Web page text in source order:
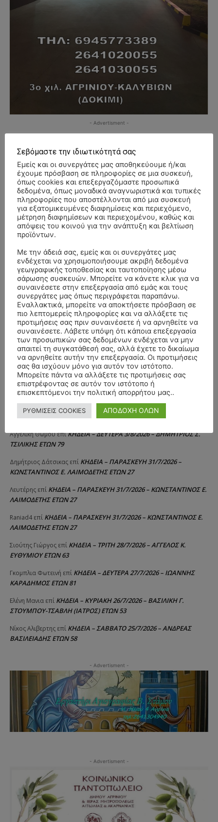
- Advertisment -
ΣΥΛΛΥΠΗΤΗΡΙΑ ΜΗΝΥΜΑΤΑ
Αλέξανδρος ΣέρβοςεπίΚΗΔΕΙΑ – ΣΑΒΒΑΤΟ 25/7/2026 –
ΧΑΡΑΛΑΜΠΟΣ ΚΑΥΚΙΑΣ ΕΤΩΝ 57
ΧΡΙΣΤΙΝΑεπίΚΗΔΕΙΑ – ΤΡΙΤΗ 4/8/2026 – ΧΡΗΣΤΟΣ Α. ΠΑΛΙΟΥΡΑΣ
ΕΤΩΝ 58
Θεόδωρος Νάκοςεπί ΚΗΔΕΙΑ – ΔΕΥΤΕΡΑ 3/8/2026 – ΔΗΜΗΤΡΙΟΣ Σ.
ΤΣΙΛΙΚΗΣ ΕΤΩΝ 79
ΠΑΝΑΓΙΩΤΗΣ IΩΑΚΕΙΜΙΔΗΣεπί ΚΗΔΕΙΑ – ΔΕΥΤΕΡΑ 3/8/2026 –
Αγγελική ΘωμουεπίΚΗΔΕΙΑ – ΔΕΥΤΕΡΑ 3/8/2026 – ΔΗΜΗΤΡΙΟΣ Σ.
ΤΣΙΛΙΚΗΣ ΕΤΩΝ 79
Δημήτριος Δάτσικας επί ΚΗΔΕΙΑ – ΠΑΡΑΣΚΕΥΗ 31/7/2026 –
ΚΩΝΣΤΑΝΤΙΝΟΣ Ε. ΛΑΙΜΟΔΕΤΗΣ ΕΤΩΝ 27
Λευτέρης επί ΚΗΔΕΙΑ – ΠΑΡΑΣΚΕΥΗ 31/7/2026 – ΚΩΝΣΤΑΝΤΙΝΟΣ Ε.
ΛΑΙΜΟΔΕΤΗΣ ΕΤΩΝ 27
Raniad4 επί ΚΗΔΕΙΑ – ΠΑΡΑΣΚΕΥΗ 31/7/2026 – ΚΩΝΣΤΑΝΤΙΝΟΣ Ε.
ΛΑΙΜΟΔΕΤΗΣ ΕΤΩΝ 27
Σιούτης Γιώργος επί ΚΗΔΕΙΑ – ΤΡΙΤΗ 28/7/2026 – ΑΓΓΕΛΟΣ Κ.
ΕΥΘΥΜΙΟΥ ΕΤΩΝ 63
Γκομπλια Φωτεινή επί ΚΗΔΕΙΑ – ΔΕΥΤΕΡΑ 27/7/2026 – ΙΩΑΝΝΗΣ
ΚΑΡΑΔΗΜΟΣ ΕΤΩΝ 81
Ελένη Μανια επί ΚΗΔΕΙΑ – ΚΥΡΙΑΚΗ 26/7/2026 – ΒΑΣΙΛΙΚΗ Γ.
ΣΤΟΥΜΠΟΥ-ΤΣΑΒΛΗ (ΙΑΤΡΟΣ) ΕΤΩΝ 53
Νίκος Αλιβερτης επί ΚΗΔΕΙΑ – ΣΑΒΒΑΤΟ 25/7/2026 – ΑΝΔΡΕΑΣ
ΒΑΣΙΛΕΙΑΔΗΣ ΕΤΩΝ 58
- Advertisment -
- Advertisment -
Σεβόμαστε την ιδιωτικότητά σας
Εμείς και οι συνεργάτες μας αποθηκεύουμε ή/και
έχουμε πρόσβαση σε πληροφορίες σε μια συσκευή,
όπως cookies και επεξεργαζόμαστε προσωπικά
δεδομένα, όπως μοναδικά αναγνωριστικά και τυπικές
πληροφορίες που αποστέλλονται από μια συσκευή
για εξατομικευμένες διαφημίσεις και περιεχόμενο,
μέτρηση διαφημίσεων και περιεχομένου, καθώς και
απόψεις του κοινού για την ανάπτυξη και βελτίωση
προϊόντων.
Με την άδειά σας, εμείς και οι συνεργάτες μας
ενδέχεται να χρησιμοποιήσουμε ακριβή δεδομένα
γεωγραφικής τοποθεσίας και ταυτοποίησης μέσω
σάρωσης συσκευών. Μπορείτε να κάνετε κλικ για να
συναινέσετε στην επεξεργασία από εμάς και τους
συνεργάτες μας όπως περιγράφεται παραπάνω.
Εναλλακτικά, μπορείτε να αποκτήσετε πρόσβαση σε
πιο λεπτομερείς πληροφορίες και να αλλάξετε τις
προτιμήσεις σας πριν συναινέσετε ή να αρνηθείτε να
συναινέσετε. Λάβετε υπόψη ότι κάποια επεξεργασία
των προσωπικών σας δεδομένων ενδέχεται να μην
απαιτεί τη συγκατάθεσή σας, αλλά έχετε το δικαίωμα
να αρνηθείτε αυτήν την επεξεργασία. Οι προτιμήσεις
σας θα ισχύουν μόνο για αυτόν τον ιστότοπο.
Μπορείτε πάντα να αλλάξετε τις προτιμήσεις σας
επιστρέφοντας σε αυτόν τον ιστότοπο ή
επισκεπτόμενοι την πολιτική απορρήτου μας..
ΡΥΘΜΙΣΕΙΣ COOKIES ΑΠΟΔΟΧΗ ΟΛΩΝ